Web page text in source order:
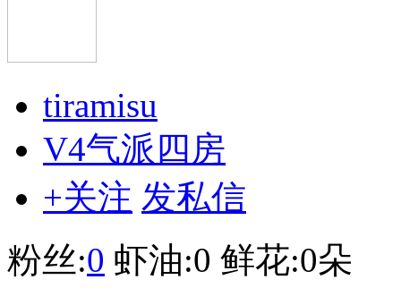
tiramisu
V4气派四房
+关注 发私信
粉丝:0 虾油:0 鲜花:0朵